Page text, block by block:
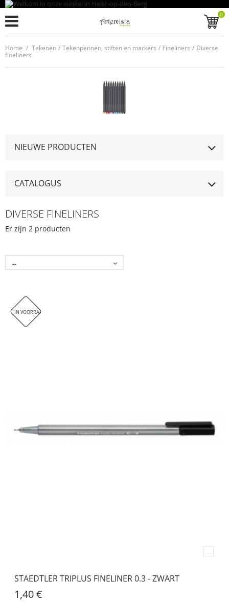
0
Home / Tekenen / Tekenpennen, stiften en markers / Fineliners / Diverse
fineliners
NIEUWE PRODUCTEN
CATALOGUS
DIVERSE FINELINERS
Er zijn 2 producten
--
IN VOORRAAD
STAEDTLER TRIPLUS FINELINER 0.3 - ZWART
1,40 €